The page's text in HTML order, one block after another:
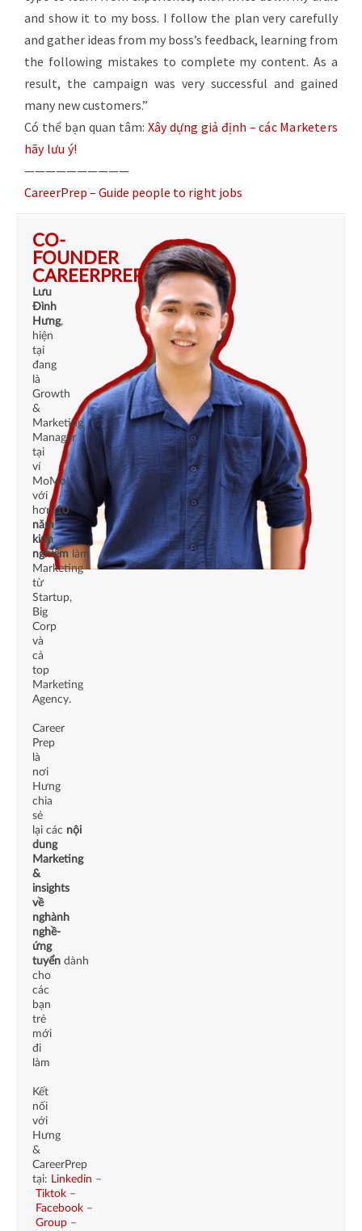
and show it to my boss. I follow the plan very carefully
and gather ideas from my boss’s feedback, learning from
the following mistakes to complete my content. As a
result, the campaign was very successful and gained
many new customers.”
Có thể bạn quan tâm: Xây dựng giả định – các Marketers
hãy lưu ý!
——————————
CareerPrep – Guide people to right jobs
CO-
FOUNDER
CAREERPREP
Lưu
Đình
Hưng,
hiện
tại
đang
là
Growth
&
Marketing
Manager
tại
ví
MoMo,
với
hơn10
năm
kinh
nghiệm làm
Marketing
từ
Startup,
Big
Corp
và
cả
top
Marketing
Agency.
Career
Prep
là
nơi
Hưng
chia
sẻ
lại các nội
dung
Marketing
&
insights
về
nghành
nghề-
ứng
tuyển dành
cho
các
bạn
trẻ
mới
đi
làm
Kết
nối
với
Hưng
&
CareerPrep
tại: Linkedin –
Tiktok –
Facebook –
Group –